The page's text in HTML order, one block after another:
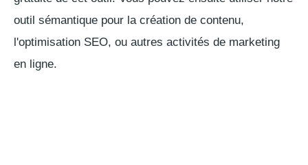
outil sémantique pour la création de contenu,
l'optimisation SEO, ou autres activités de marketing
en ligne.